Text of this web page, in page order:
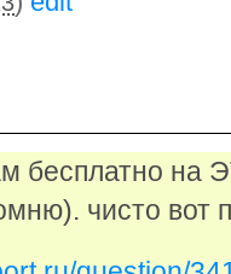
бесплатно на
чисто вот